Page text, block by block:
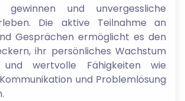
gewinnen und unvergessliche
Die aktive Teilnahme an
Gesprächen ermöglicht es den
ihr persönliches Wachstum
wertvolle Fähigkeiten wie
und Problemlösung